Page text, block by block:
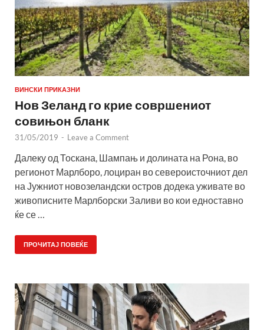
ВИНСКИ ПРИКАЗНИ
Нов Зеланд го крие совршениот
совињон бланк
31/05/2019 - Leave a Comment
Далеку од Тоскана, Шампањ и долината на Рона, во
регионот Марлборо, лоциран во североисточниот дел
на Јужниот новозеландски остров додека уживате во
живописните Марлборски Заливи во кои едноставно
ќе се …
ПРОЧИТАЈ ПОВЕЌЕ